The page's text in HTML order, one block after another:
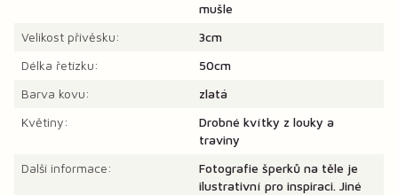
mušle
Velikost přívěsku:
3cm
Délka řetízku:
50cm
Barva kovu:
zlatá
Květiny:
Drobné kvítky z louky a
traviny
Další informace:
Fotografie šperků na těle je
ilustrativní pro inspiraci. Jiné